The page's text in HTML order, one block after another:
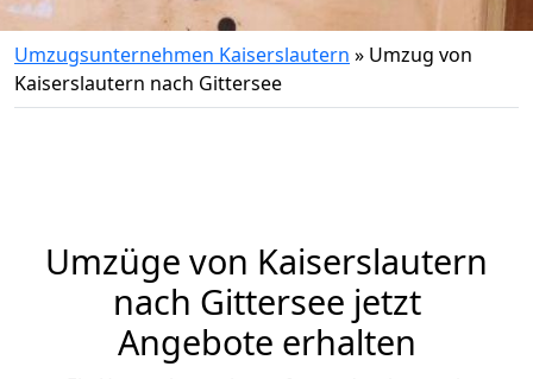
Umzugsunternehmen Kaiserslautern » Umzug von
Kaiserslautern nach Gittersee
Umzüge von Kaiserslautern
nach Gittersee jetzt
Angebote erhalten